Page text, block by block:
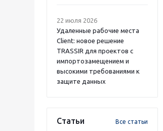
22 июля 2026
Удаленные рабочие места
Client: новое решение
TRASSIR для проектов с
импортозамещением и
высокими требованиями к
защите данных
Статьи Все статьи